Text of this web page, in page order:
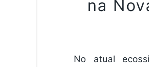
na
No atual